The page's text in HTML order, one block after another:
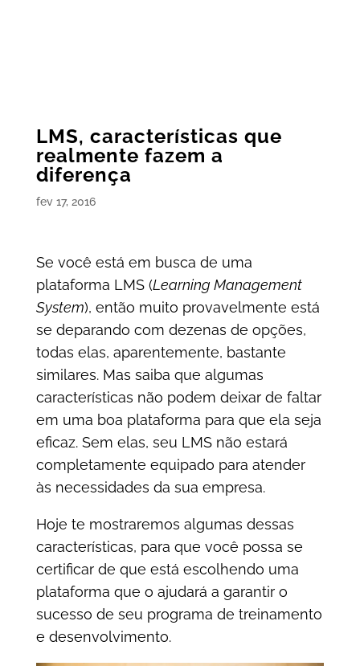
LMS, características que
realmente fazem a
diferença
fev 17, 2016
Se você está em busca de uma
plataforma LMS (Learning Management
System), então muito provavelmente está
se deparando com dezenas de opções,
todas elas, aparentemente, bastante
similares. Mas saiba que algumas
características não podem deixar de faltar
em uma boa plataforma para que ela seja
eficaz. Sem elas, seu LMS não estará
completamente equipado para atender
às necessidades da sua empresa.
Hoje te mostraremos algumas dessas
características, para que você possa se
certificar de que está escolhendo uma
plataforma que o ajudará a garantir o
sucesso de seu programa de treinamento
e desenvolvimento.